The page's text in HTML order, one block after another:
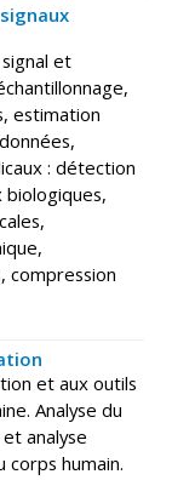
et
estimation
: détection
compression
et aux outils
Analyse du
analyse
corps humain.